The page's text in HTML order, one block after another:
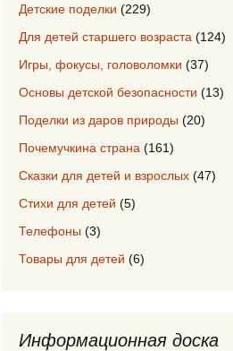
Детские поделки (229)
Для детей старшего возраста (124)
Игры, фокусы, головоломки (37)
Основы детской безопасности (13)
Поделки из даров природы (20)
Почемучкина страна (161)
Сказки для детей и взрослых (47)
Стихи для детей (5)
Телефоны (3)
Товары для детей (6)
Информационная доска